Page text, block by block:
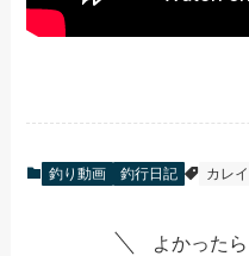
釣り動画 釣行日記 カレイ
よかった